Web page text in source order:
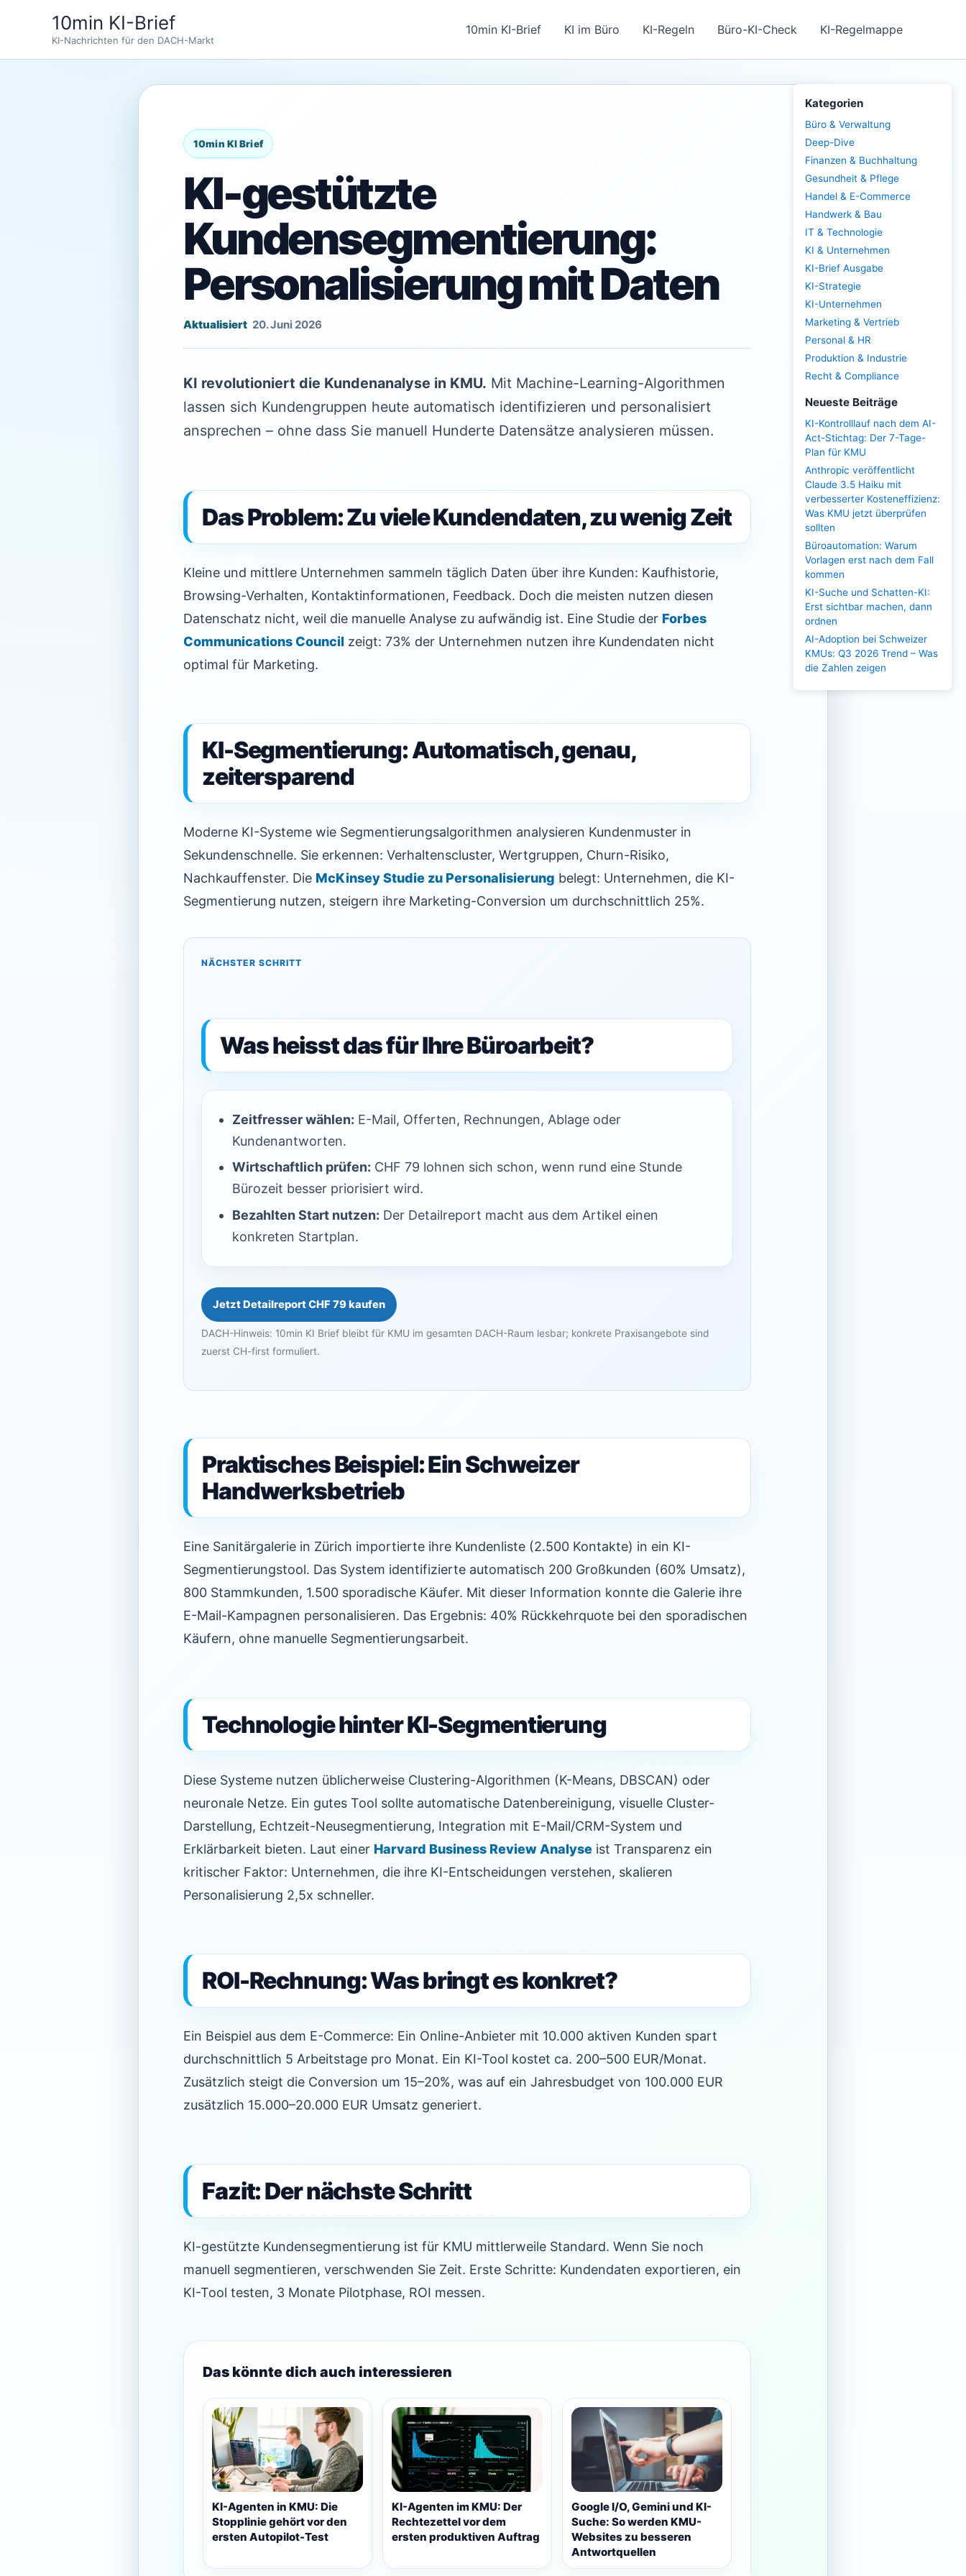
10min KI-Brief
KI-Nachrichten für den DACH-Markt
10min KI-Brief KI im Büro KI-Regeln Büro-KI-Check KI-Regelmappe
KI-gestützte
Kundensegmentierung:
Personalisierung mit Daten
20. Juni 2026
KI revolutioniert die Kundenanalyse in KMU. Mit Machine-Learning-Algorithmen
lassen sich Kundengruppen heute automatisch identifizieren und personalisiert
ansprechen – ohne dass Sie manuell Hunderte Datensätze analysieren müssen.
Das Problem: Zu viele Kundendaten, zu wenig Zeit
Kleine und mittlere Unternehmen sammeln täglich Daten über ihre Kunden: Kaufhistorie,
Browsing-Verhalten, Kontaktinformationen, Feedback. Doch die meisten nutzen diesen
Datenschatz nicht, weil die manuelle Analyse zu aufwändig ist. Eine Studie der Forbes
Communications Council zeigt: 73% der Unternehmen nutzen ihre Kundendaten nicht
optimal für Marketing.
KI-Segmentierung: Automatisch, genau,
zeitersparend
Moderne KI-Systeme wie Segmentierungsalgorithmen analysieren Kundenmuster in
Sekundenschnelle. Sie erkennen: Verhaltenscluster, Wertgruppen, Churn-Risiko,
Nachkauffenster. Die McKinsey Studie zu Personalisierung belegt: Unternehmen, die KI-
Segmentierung nutzen, steigern ihre Marketing-Conversion um durchschnittlich 25%.
NÄCHSTER SCHRITT
Was heisst das für Ihre Büroarbeit?
Zeitfresser wählen: E-Mail, Offerten, Rechnungen, Ablage oder
Kundenantworten.
Wirtschaftlich prüfen: CHF 79 lohnen sich schon, wenn rund eine Stunde
Bürozeit besser priorisiert wird.
Bezahlten Start nutzen: Der Detailreport macht aus dem Artikel einen
konkreten Startplan.
Jetzt Detailreport CHF 79 kaufen
DACH-Hinweis: 10min KI Brief bleibt für KMU im gesamten DACH-Raum lesbar; konkrete Praxisangebote sind
zuerst CH-first formuliert.
Praktisches Beispiel: Ein Schweizer
Handwerksbetrieb
Eine Sanitärgalerie in Zürich importierte ihre Kundenliste (2.500 Kontakte) in ein KI-
Segmentierungstool. Das System identifizierte automatisch 200 Großkunden (60% Umsatz),
800 Stammkunden, 1.500 sporadische Käufer. Mit dieser Information konnte die Galerie ihre
E-Mail-Kampagnen personalisieren. Das Ergebnis: 40% Rückkehrquote bei den sporadischen
Käufern, ohne manuelle Segmentierungsarbeit.
Technologie hinter KI-Segmentierung
Diese Systeme nutzen üblicherweise Clustering-Algorithmen (K-Means, DBSCAN) oder
neuronale Netze. Ein gutes Tool sollte automatische Datenbereinigung, visuelle Cluster-
Darstellung, Echtzeit-Neusegmentierung, Integration mit E-Mail/CRM-System und
Erklärbarkeit bieten. Laut einer Harvard Business Review Analyse ist Transparenz ein
kritischer Faktor: Unternehmen, die ihre KI-Entscheidungen verstehen, skalieren
Personalisierung 2,5x schneller.
ROI-Rechnung: Was bringt es konkret?
Ein Beispiel aus dem E-Commerce: Ein Online-Anbieter mit 10.000 aktiven Kunden spart
durchschnittlich 5 Arbeitstage pro Monat. Ein KI-Tool kostet ca. 200–500 EUR/Monat.
Zusätzlich steigt die Conversion um 15–20%, was auf ein Jahresbudget von 100.000 EUR
zusätzlich 15.000–20.000 EUR Umsatz generiert.
Fazit: Der nächste Schritt
KI-gestützte Kundensegmentierung ist für KMU mittlerweile Standard. Wenn Sie noch
manuell segmentieren, verschwenden Sie Zeit. Erste Schritte: Kundendaten exportieren, ein
KI-Tool testen, 3 Monate Pilotphase, ROI messen.
Das könnte dich auch interessieren
KI-Agenten in KMU: Die
Stopplinie gehört vor den
ersten Autopilot-Test
KI-Agenten im KMU: Der
Rechtezettel vor dem
ersten produktiven Auftrag
Google I/O, Gemini und KI-
Suche: So werden KMU-
Websites zu besseren
Antwortquellen
Kategorien
Büro & Verwaltung
Deep-Dive
Finanzen & Buchhaltung
Gesundheit & Pflege
Handel & E-Commerce
Handwerk & Bau
IT & Technologie
KI & Unternehmen
KI-Brief Ausgabe
KI-Strategie
KI-Unternehmen
Marketing & Vertrieb
Personal & HR
Produktion & Industrie
Recht & Compliance
Neueste Beiträge
KI-Kontrolllauf nach dem AI-
Act-Stichtag: Der 7-Tage-
Plan für KMU
Anthropic veröffentlicht
Claude 3.5 Haiku mit
verbesserter Kosteneffizienz:
Was KMU jetzt überprüfen
sollten
Büroautomation: Warum
Vorlagen erst nach dem Fall
kommen
KI-Suche und Schatten-KI:
Erst sichtbar machen, dann
ordnen
AI-Adoption bei Schweizer
KMUs: Q3 2026 Trend – Was
die Zahlen zeigen